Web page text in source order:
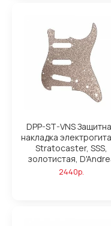
DPP-ST-VNS
накладка
Stratocaster, SSS,
золотистая,
2440р.